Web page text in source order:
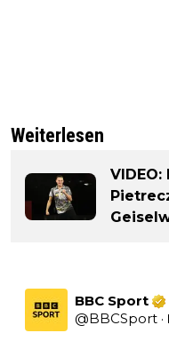
Weiterlesen
BBC Sport
@BBCSport ·